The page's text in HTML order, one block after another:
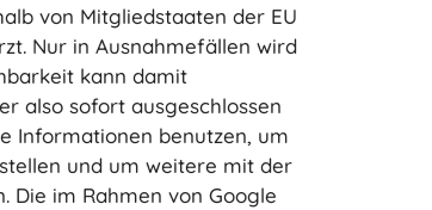
von Mitgliedstaaten der EU
Nur in Ausnahmefällen wird
kann damit
also sofort ausgeschlossen
Informationen benutzen, um
und um weitere mit der
Die im Rahmen von Google